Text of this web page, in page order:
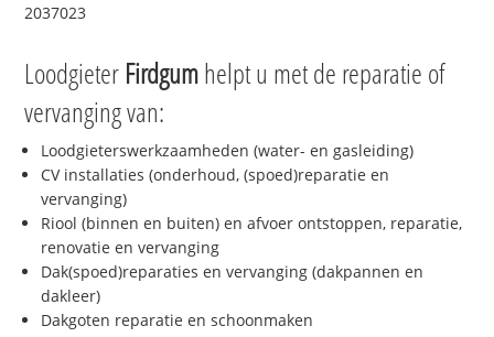
2037023
Loodgieter Firdgumhelpt u met de reparatie of
vervanging van:
Loodgieterswerkzaamheden (water- en gasleiding)
CV installaties (onderhoud, (spoed)reparatie en
vervanging)
Riool (binnen en buiten) en afvoer ontstoppen, reparatie,
renovatie en vervanging
Dak(spoed)reparaties en vervanging (dakpannen en
dakleer)
Dakgoten reparatie en schoonmaken